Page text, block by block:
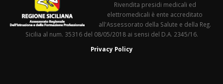
Rivendita presidi medicali ed
elettromedicali è ente accreditato
all'Assessorato della Salute e della Reg.
Sicilia al num. 35316 del 08/05/2018 ai sensi del D.A. 2345/16.
Privacy Policy